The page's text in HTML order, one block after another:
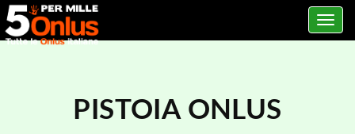
Toggle
PISTOIA ONLUS